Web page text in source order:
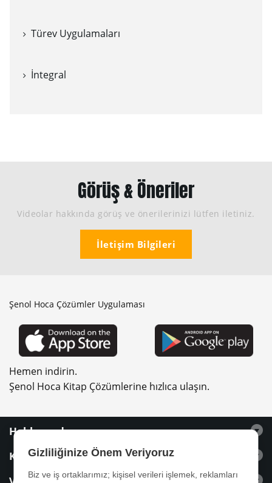
Türev Uygulamaları
İntegral
Görüş & Öneriler
Videolar hakkında görüş ve önerilerinizi lütfen iletiniz.
İletişim Bilgileri
Şenol Hoca Çözümler Uygulaması
Hemen indirin.
Şenol Hoca Kitap Çözümlerine hızlıca ulaşın.
Hakkımızda
Kitaplar
Gizliliğinize Önem Veriyoruz
Biz ve iş ortaklarımız; kişisel verileri işlemek, reklamları